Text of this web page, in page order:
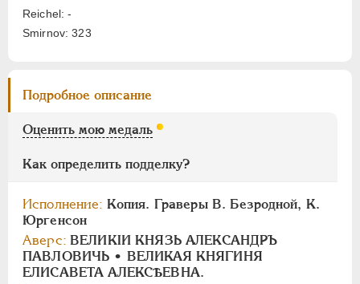
Reichel: -
Smirnov: 323
Подробное описание
Оценить мою медаль
Как определить подделку?
Исполнение: Копия. Граверы В. Безродной, К.
Юргенсон
Аверс: ВЕЛИКIИ КНЯЗЬ АЛЕКСАНДРЪ
ПАВЛОВИЧЬ • ВЕЛИКАЯ КНЯГИНЯ
ЕЛИСАВЕТА АЛЕКСѢЕВНА.
ПАВЕЛ I 1796-1801
АЛЕКСАНДР II
АЛЕКСАНДР III 1881-1894
СЕРИИ МЕДАЛЕЙ 1600-1881